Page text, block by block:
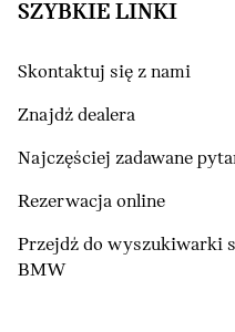
SZYBKIE LINKI
Skontaktuj się z nami
Znajdź dealera
Najczęściej zadawane
Rezerwacja online
Przejdź do wyszukiwarki
BMW